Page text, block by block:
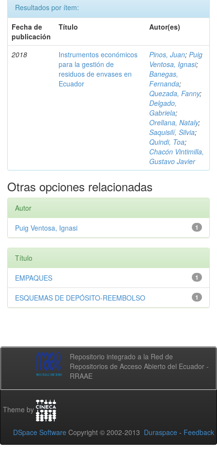
Resultados por ítem:
Fecha de
publicación
Título Autor(es)
2018
Instrumentos económicos
para la gestión de
residuos de envases en
Ecuador
Pinos, Juan; Puig
Ventosa, Ignasi;
Banegas,
Fernanda;
Quezada, Fanny;
Delgado,
Gabriela;
Orellana, Nataly;
Saquisilí, Silvia;
Quindi, Toa;
Chacón Vintimilla,
Gustavo Javier
Otras opciones relacionadas
Autor
1
Puig Ventosa, Ignasi
Título
1
EMPAQUES
1
ESQUEMAS DE DEPÓSITO-REEMBOLSO
Repositorio integrado a la Red de
Repositorios de Acceso Abierto del Ecuador -
RRAAE
Theme by
DSpace Software Copyright © 2002-2013 Duraspace - Feedback